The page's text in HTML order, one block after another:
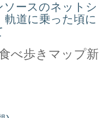
ソースのネットシ
軌道に乗った頃に
べ歩きマップ新